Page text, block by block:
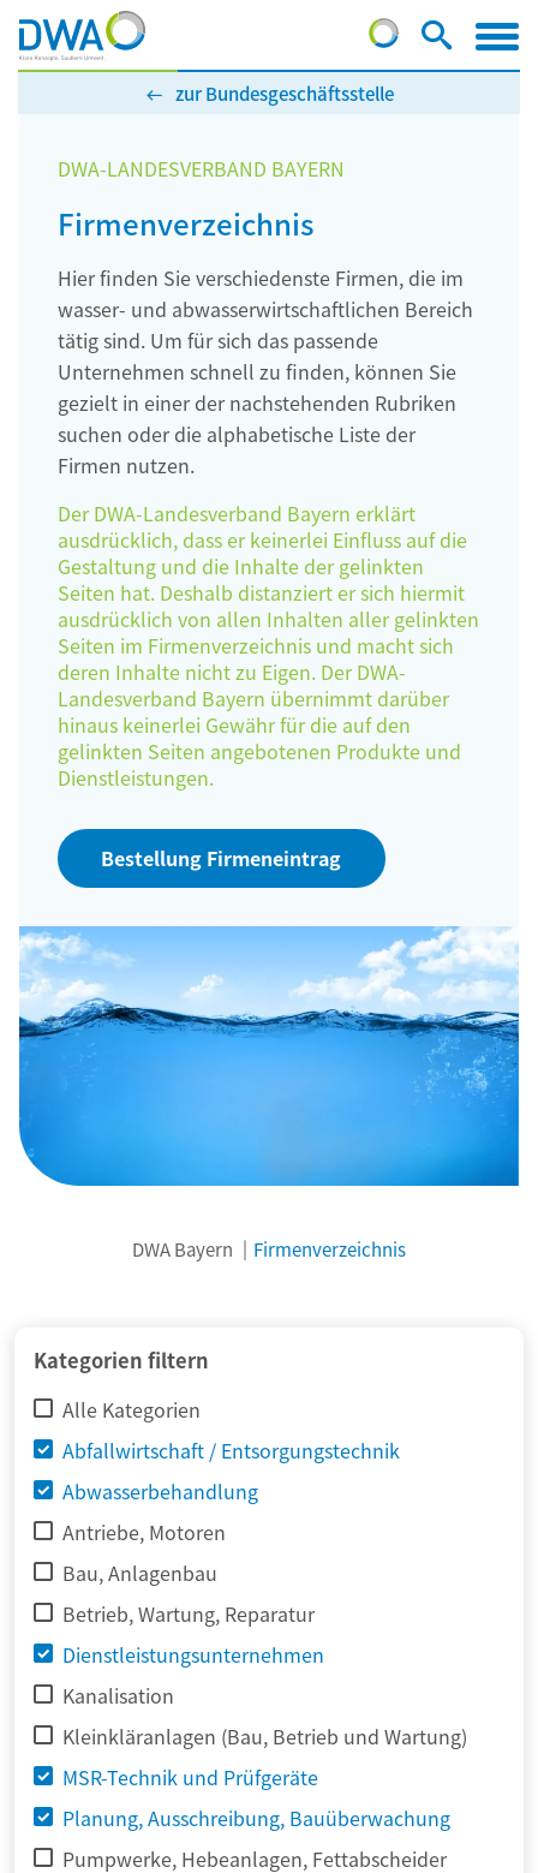
zur Bundesgeschäftsstelle
DWA-LANDESVERBAND BAYERN
Firmenverzeichnis
Hier finden Sie verschiedenste Firmen, die im
wasser- und abwasserwirtschaftlichen Bereich
tätig sind. Um für sich das passende
Unternehmen schnell zu finden, können Sie
gezielt in einer der nachstehenden Rubriken
suchen oder die alphabetische Liste der
Firmen nutzen.
Der DWA-Landesverband Bayern erklärt
ausdrücklich, dass er keinerlei Einfluss auf die
Gestaltung und die Inhalte der gelinkten
Seiten hat. Deshalb distanziert er sich hiermit
ausdrücklich von allen Inhalten aller gelinkten
Seiten im Firmenverzeichnis und macht sich
deren Inhalte nicht zu Eigen. Der DWA-
Landesverband Bayern übernimmt darüber
hinaus keinerlei Gewähr für die auf den
gelinkten Seiten angebotenen Produkte und
Dienstleistungen.
Bestellung Firmeneintrag
DWA Bayern Firmenverzeichnis
Kategorien filtern
Alle Kategorien
Abfallwirtschaft / Entsorgungstechnik
Abwasserbehandlung
Antriebe, Motoren
Bau, Anlagenbau
Betrieb, Wartung, Reparatur
Dienstleistungsunternehmen
Kanalisation
Kleinkläranlagen (Bau, Betrieb und Wartung)
MSR-Technik und Prüfgeräte
Planung, Ausschreibung, Bauüberwachung
Pumpwerke, Hebeanlagen, Fettabscheider